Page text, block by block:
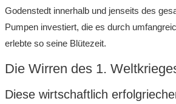
Godenstedt innerhalb und jenseits des
Pumpen investiert, die es durch
erlebte so seine Blütezeit.
Die Wirren des 1.
Diese wirtschaftlich